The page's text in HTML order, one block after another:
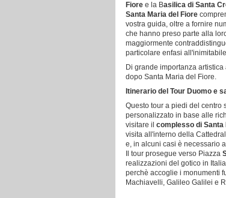
Fiore e la Basilica di Santa
Santa Maria del Fiore
vostra guida, oltre a fornire
che hanno preso parte alla
maggiormente
particolare enfasi
Di grande importanza
dopo Santa Maria del Fiore.
Itinerario del Tour Duomo e
Questo tour a piedi del centro
personalizzato in base alle
visitare il complesso di Santa
visita all'interno della
e, in alcuni casi è necessario
Il tour prosegue verso Piazza
realizzazioni del gotico in
perchè accoglie i monumenti
Machiavelli, Galileo Galilei e